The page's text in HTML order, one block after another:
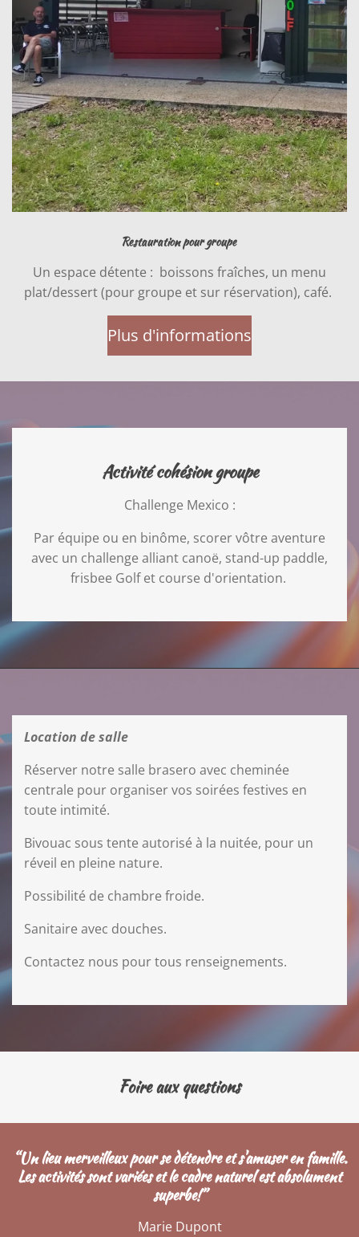
Restauration pour groupe
Un espace détente : boissons fraîches, un menu
plat/dessert (pour groupe et sur réservation), café.
Plus d'informations
Activité cohésion groupe
Challenge Mexico :
Par équipe ou en binôme, scorer vôtre aventure
avec un challenge alliant canoë, stand-up paddle,
frisbee Golf et course d'orientation.
Location de salle
Réserver notre salle brasero avec cheminée
centrale pour organiser vos soirées festives en
toute intimité.
Bivouac sous tente autorisé à la nuitée, pour un
réveil en pleine nature.
Possibilité de chambre froide.
Sanitaire avec douches.
Contactez nous pour tous renseignements.
Foire aux questions
“Un lieu merveilleux pour se détendre et s'amuser en famille.
Les activités sont variées et le cadre naturel est absolument
superbe!”
Marie Dupont